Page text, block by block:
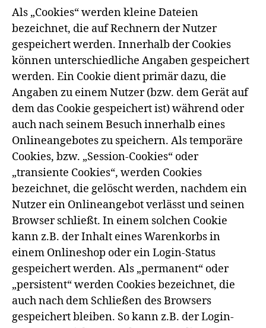
Als „Cookies“ werden kleine Dateien
bezeichnet, die auf Rechnern der Nutzer
gespeichert werden. Innerhalb der Cookies
können unterschiedliche Angaben gespeichert
werden. Ein Cookie dient primär dazu, die
Angaben zu einem Nutzer (bzw. dem Gerät auf
dem das Cookie gespeichert ist) während oder
auch nach seinem Besuch innerhalb eines
Onlineangebotes zu speichern. Als temporäre
Cookies, bzw. „Session-Cookies“ oder
„transiente Cookies“, werden Cookies
bezeichnet, die gelöscht werden, nachdem ein
Nutzer ein Onlineangebot verlässt und seinen
Browser schließt. In einem solchen Cookie
kann z.B. der Inhalt eines Warenkorbs in
einem Onlineshop oder ein Login-Status
gespeichert werden. Als „permanent“ oder
„persistent“ werden Cookies bezeichnet, die
auch nach dem Schließen des Browsers
gespeichert bleiben. So kann z.B. der Login-